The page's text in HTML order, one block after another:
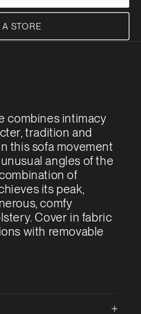
STORE
combines intimacy
tradition and
this sofa movement
angles of the
of
its peak,
comfy
Cover in fabric
with removable